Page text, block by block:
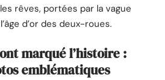
rêves, portées par la vague
d’or des deux-roues.
marqué l’histoire :
emblématiques